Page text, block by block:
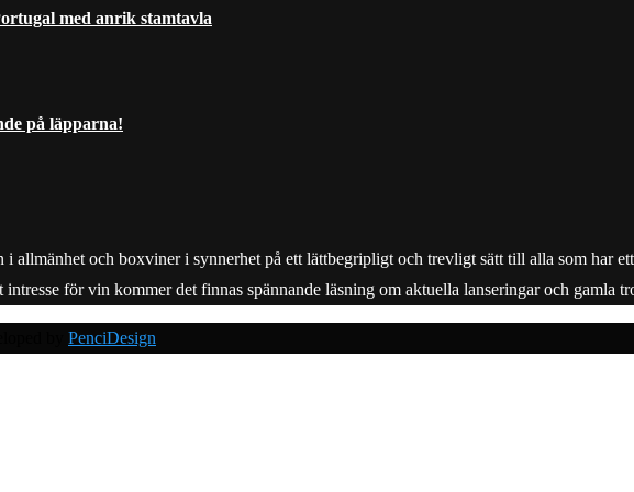
med anrik stamtavla
på läpparna!
allmänhet och boxviner i synnerhet på ett lättbegripligt och trevligt sätt till alla som har
för vin kommer det finnas spännande läsning om aktuella lanseringar och gamla
PenciDesign